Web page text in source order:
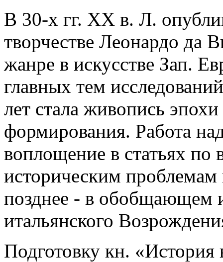
В 30-х гг. XX в. Л.
творчестве Леонардо да
жанре в искусстве Зап.
главных тем
лет стала живопись
формирования. Работа
воплощение в статьях по
историческим
позднее - в обобщающем
итальянского
Подготовку кн.